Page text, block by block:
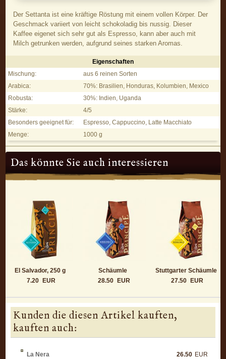
Der Settanta ist eine kräftige Röstung mit einem vollen Körper. Der
Geschmack variiert von leicht schokoladig bis nussig. Dieser
Kaffee eigenet sich sehr gut als Espresso, kann aber auch mit
Milch getrunken werden, aufgrund seines starken Aromas.
Settanta - Eigenschaften
Eigenschaften
Mischung:
aus 6 reinen Sorten
Arabica:
70%: Brasilien, Honduras, Kolumbien, Mexico
Robusta:
30%: Indien, Uganda
Stärke:
4/5
Besonders geeignet für:
Espresso, Cappuccino, Latte Macchiato
Menge:
1000 g
Das könnte Sie auch interessieren
El Salvador, 250 g
7.20
EUR
Schäumle
28.50
EUR
Stuttgarter Schäumle
27.50
EUR
Kunden die diesen Artikel kauften,
kauften auch:
La Nera 26.50 EUR